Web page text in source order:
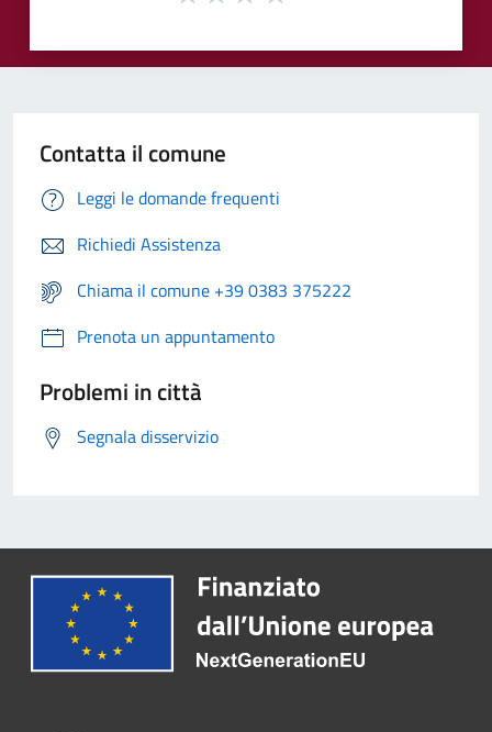
Contatta il comune
Leggi le domande frequenti
Richiedi Assistenza
Chiama il comune +39 0383 375222
Prenota un appuntamento
Problemi in città
Segnala disservizio